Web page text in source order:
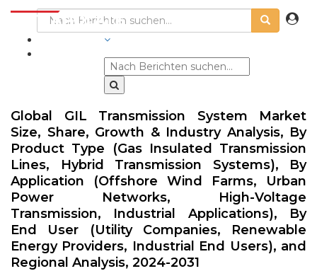
Global GIL Transmission System Market
Size, Share, Growth & Industry Analysis, By
Product Type (Gas Insulated Transmission
Lines, Hybrid Transmission Systems), By
Application (Offshore Wind Farms, Urban
Power Networks, High-Voltage
Transmission, Industrial Applications), By
End User (Utility Companies, Renewable
Energy Providers, Industrial End Users), and
Regional Analysis, 2024-2031